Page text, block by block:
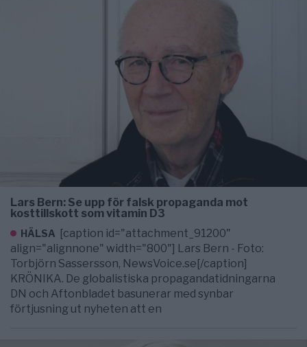
Lars Bern: Se upp för falsk propaganda mot
kosttillskott som vitamin D3
HÄLSA [caption id="attachment_91200"
align="alignnone" width="800"] Lars Bern - Foto:
Torbjörn Sassersson, NewsVoice.se[/caption]
KRÖNIKA. De globalistiska propagandatidningarna
DN och Aftonbladet basunerar med synbar
förtjusning ut nyheten att en